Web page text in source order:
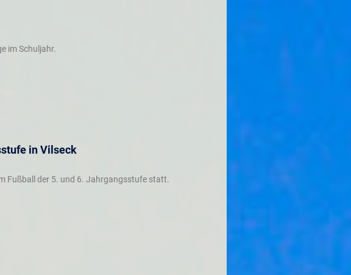
im Schuljahr.
in Vilseck
Fußball der 5. und 6. Jahrgangsstufe statt.